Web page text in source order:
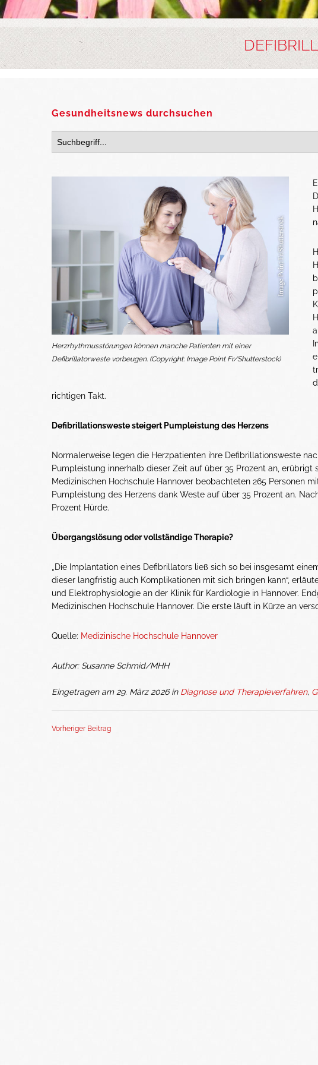
Gesundheitsnews durchsuchen
Herzrhythmusstörungen können manche Patienten mit einer
Defibrillatorweste vorbeugen. (Copyright: Image Point Fr/Shutterstock)
richtigen Takt.
Defibrillationsweste steigert Pumpleistung des Herzens
Normalerweise legen die Herzpatienten ihre Defibrillationsweste
Pumpleistung innerhalb dieser Zeit auf über 35 Prozent an,
Medizinischen Hochschule Hannover beobachteten 265 Personen
Pumpleistung des Herzens dank Weste auf über 35 Prozent an.
Prozent Hürde.
Übergangslösung oder vollständige Therapie?
„Die Implantation eines Defibrillators ließ sich so bei insgesamt
dieser langfristig auch Komplikationen mit sich bringen kann“,
und Elektrophysiologie an der Klinik für Kardiologie in Hannover.
Medizinischen Hochschule Hannover. Die erste läuft in Kürze an
Quelle: Medizinische Hochschule Hannover
Author: Susanne Schmid/MHH
Eingetragen am 29. März 2026 in Diagnose und Therapieverfahren,
Vorheriger Beitrag